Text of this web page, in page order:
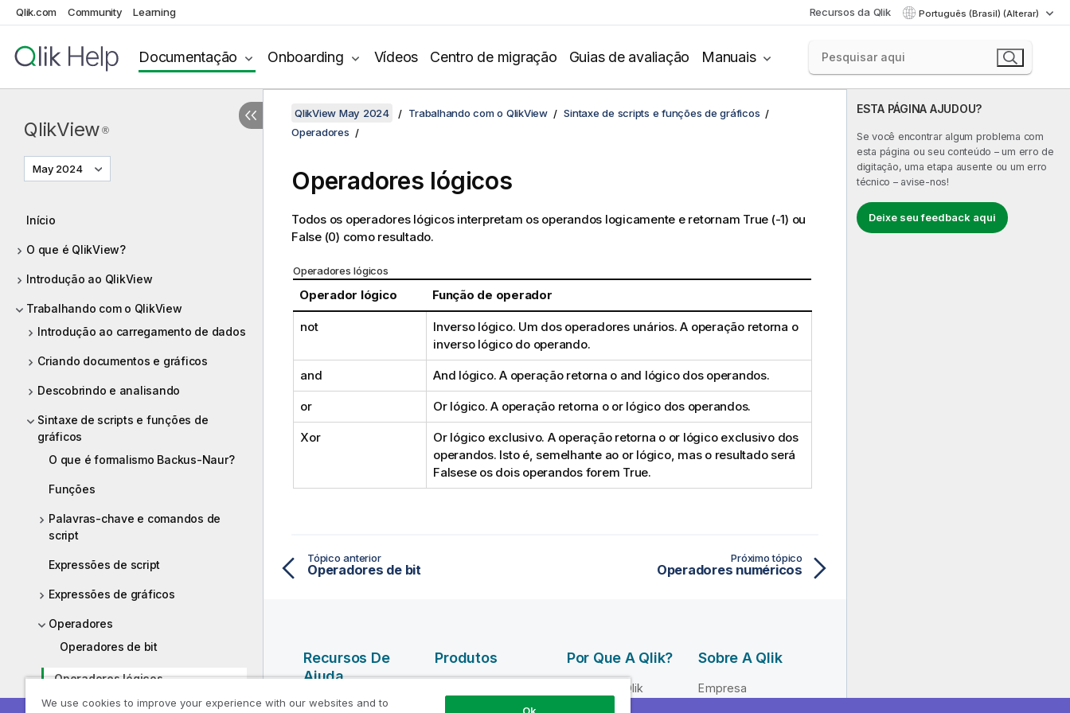
Qlik.com Community Learning Recursos da Qlik Português (Brasil) (Alterar)
Documentação Onboarding Vídeos Centro de migração Guias de avaliação Manuais
QlikView ®
May 2024
Início
O que é QlikView?
Introdução ao QlikView
Trabalhando com o QlikView
Introdução ao carregamento de dados
Criando documentos e gráficos
Descobrindo e analisando
Sintaxe de scripts e funções de
gráficos
O que é formalismo Backus-Naur?
Funções
Palavras-chave e comandos de
script
Expressões de script
Expressões de gráficos
Operadores
Operadores de bit
Operadores lógicos
Operadores numéricos
ESTA PÁGINA AJUDOU?
Se você encontrar algum problema com
esta página ou seu conteúdo – um erro de
digitação, uma etapa ausente ou um erro
técnico – avise-nos!
Deixe seu feedback aqui
QlikView May 2024 Trabalhando com o QlikView
Sintaxe de scripts e funções de gráficos
Operadores
Operadores lógicos
Todos os operadores lógicos interpretam os operandos logicamente e retornam True (-1) ou
False(0) como resultado.
Operadores lógicos
Operador lógico Função de operador
not
Inverso lógico. Um dos operadores unários. A operação retorna o
inverso lógico do operando.
and And lógico. A operação retorna o and lógico dos operandos.
or Or lógico. A operação retorna o or lógico dos operandos.
Xor
Or lógico exclusivo. A operação retorna o or lógico exclusivo dos
operandos. Isto é, semelhante ao or lógico, mas o resultado será
Falsese os dois operandos forem True.
Tópico anterior
Operadores de bit
Próximo tópico
Operadores numéricos
Recursos De
Ajuda
Vídeos da Qlik
Produtos
INTEGRATION
Por Que A Qlik?
Por que a Qlik
Sobre A Qlik
Empresa
We use cookies to improve your experience with our websites and to